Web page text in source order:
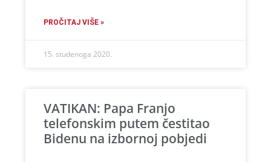
PROČITAJ VIŠE »
15. studenoga 2020.
VATIKAN: Papa Franjo
telefonskim putem čestitao
Bidenu na izbornoj pobjedi